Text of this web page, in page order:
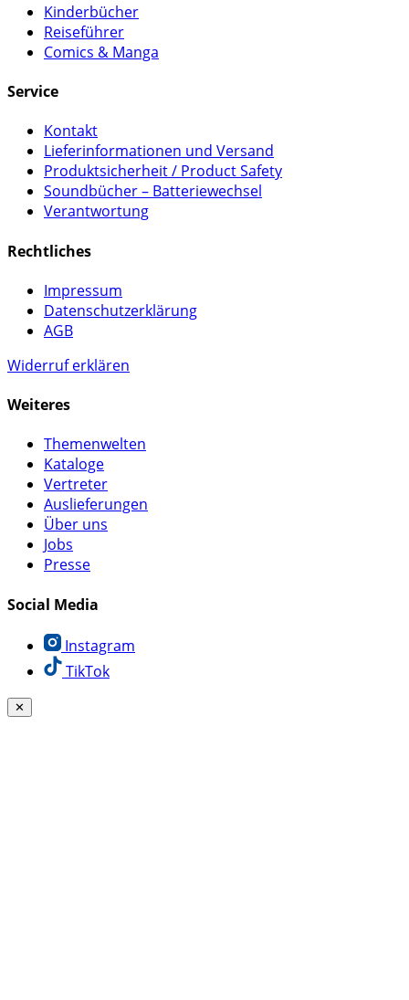
Kinderbücher
Reiseführer
Comics & Manga
Service
Kontakt
Lieferinformationen und Versand
Produktsicherheit / Product Safety
Soundbücher – Batteriewechsel
Verantwortung
Rechtliches
Impressum
Datenschutzerklärung
AGB
Widerruf erklären
Weiteres
Themenwelten
Kataloge
Vertreter
Auslieferungen
Über uns
Jobs
Presse
Social Media
Instagram
TikTok
✕